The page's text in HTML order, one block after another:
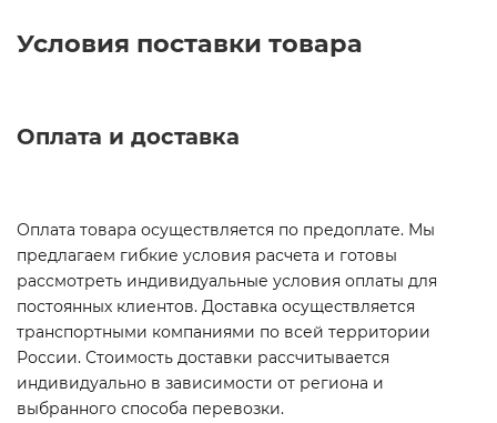
Условия поставки товара
Оплата и доставка
Оплата товара осуществляется по предоплате. Мы
предлагаем гибкие условия расчета и готовы
рассмотреть индивидуальные условия оплаты для
постоянных клиентов. Доставка осуществляется
транспортными компаниями по всей территории
России. Стоимость доставки рассчитывается
индивидуально в зависимости от региона и
выбранного способа перевозки.